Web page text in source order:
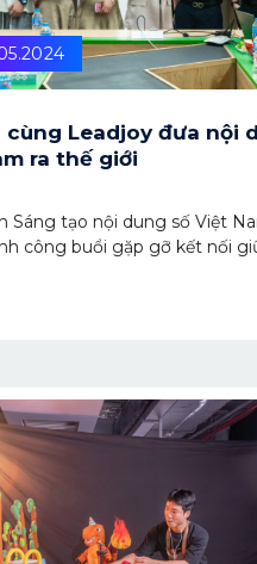
cùng Leadjoy đưa nội
ra thế giới
Sáng tạo nội dung số Việt
công buổi gặp gỡ kết nối
kinh doanh nội dung số tại